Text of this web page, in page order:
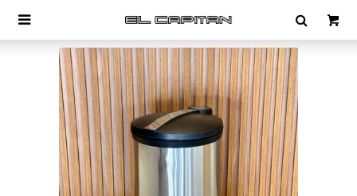
